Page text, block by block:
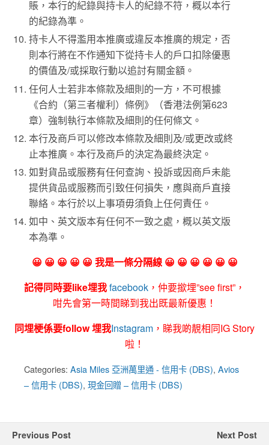
賬，本行的紀錄與持卡人的紀錄不符，概以本行
的紀錄為準。
持卡人不得濫用本推廣或違反本推廣的規定，否
則本行將在不作通知下從持卡人的戶口扣除優惠
的價值及/或採取行動以追討有關金額。
任何人士若非本條款及細則的一方，不可根據
《合約（第三者權利）條例》（香港法例第623
章）強制執行本條款及細則的任何條文。
本行及商戶可以修改本條款及細則及/或更改或終
止本推廣。本行及商戶的決定為最終決定。
如對貨品或服務有任何查詢、投訴或因商戶未能
提供貨品或服務而引致任何損失，應與商戶直接
聯絡。本行於以上事項毋須負上任何責任。
如中、英文版本有任何不一致之處，概以英文版
本為準。
😀 😀 😀 😀 😀 我是一條分隔線 😀 😀 😀 😀 😀 😀
記得同時要like埋我facebook ，仲要撳埋”see first”，
咁先會第一時間睇到我出既最新優惠！
同埋梗係要follow 埋我Instagram ，睇我啲靚相同IG Story
啦！
Categories: Asia Miles 亞洲萬里通 - 信用卡 (DBS), Avios
– 信用卡 (DBS), 現金回贈 – 信用卡 (DBS)
Previous Post Next Post